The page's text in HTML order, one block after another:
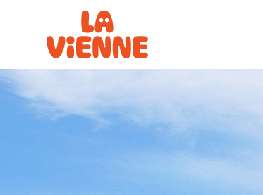
Panneau de gestion des cookies